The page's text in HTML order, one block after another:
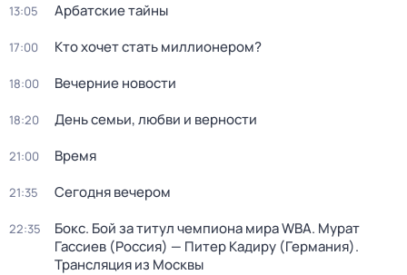
13:05 Арбатские тайны
17:00 Кто хочет стать миллионером?
18:00 Вечерние новости
18:20 День семьи, любви и верности
21:00 Время
21:35 Сегодня вечером
22:35
Бокс. Бой за титул чемпиона мира WBA. Мурат
Гассиев (Россия) — Питер Кадиру (Германия).
Трансляция из Москвы